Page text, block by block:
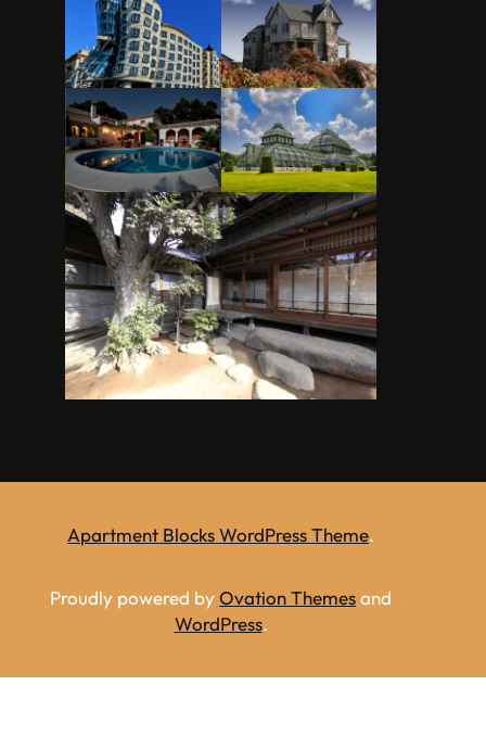
Apartment Blocks WordPress Theme.
Proudly powered byOvation Themesand
WordPress.